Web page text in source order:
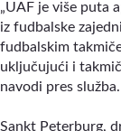
„UAF je više puta
iz fudbalske
fudbalskim
uključujući i
navodi pres služba.
Sankt Peterburg,